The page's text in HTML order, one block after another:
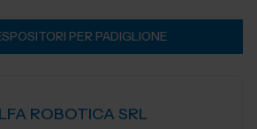
PER PADIGLIONE
ROBOTICA SRL